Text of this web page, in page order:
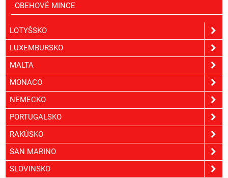
OBEHOVÉ MINCE
LOTYŠSKO
LUXEMBURSKO
MALTA
MONACO
NEMECKO
PORTUGALSKO
RAKÚSKO
SAN MARINO
SLOVINSKO